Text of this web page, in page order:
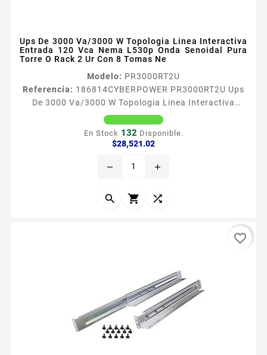
Ups De 3000 Va/3000 W Topologia Linea Interactiva
Entrada 120 Vca Nema L530p Onda Senoidal Pura
Torre O Rack 2 Ur Con 8 Tomas Ne
Modelo: PR3000RT2U
Referencia: 186814CYBERPOWER PR3000RT2U Ups
De 3000 Va/3000 W Topologia Linea Interactiva
Entrada 120 Vca Nema L530p Onda Senoidal Pura
Torre O Rack 2 Ur Con 8 Tomas Ne CyberPower
PR3000RT2U con disentildeo de montaje en rack
energiacutea para sistemas de teatro en casa
estaciones de trabajo NAS dispositivos de...
En Stock 132 Disponible.
$28,521.02Precio
remove add
  
favorite_border